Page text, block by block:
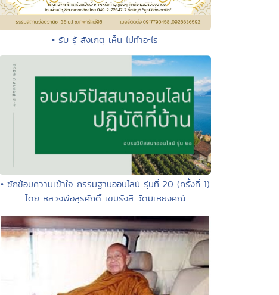
• รับ รู้ สังเกตุ เห็น ไม่ทำอะไร
• ซักซ้อมความเข้าใจ กรรมฐานออนไลน์ รุ่นที่ 20 (ครั้งที่ 1)
โดย หลวงพ่อสุรศักดิ์ เขมรังสี วัดมเหยงคณ์